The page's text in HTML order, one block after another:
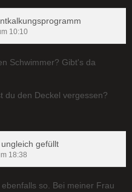
10:10
Schwimmer? Gibt's da
du den Deckel vergessen?
gefüllt
18:38
so. Bei meiner Frau